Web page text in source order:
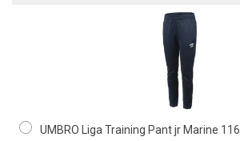
UMBRO Liga Training Pant jr Marine 116